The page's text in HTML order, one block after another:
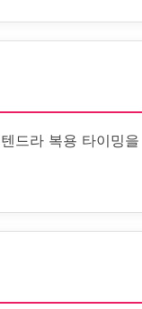
드라 복용 타이밍을